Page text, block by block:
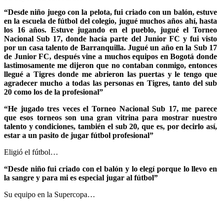
“Desde niño juego con la pelota, fui criado con un balón, estuve
en la escuela de fútbol del colegio, jugué muchos años ahí, hasta
los 16 años. Estuve jugando en el pueblo, jugué el Torneo
Nacional Sub 17, donde hacía parte del Junior FC y fui visto
por un casa talento de Barranquilla. Jugué un año en la Sub 17
de Junior FC, después vine a muchos equipos en Bogotá donde
lastimosamente me dijeron que no contaban conmigo, entonces
llegué a Tigres donde me abrieron las puertas y le tengo que
agradecer mucho a todas las personas en Tigres, tanto del sub
20 como los de la profesional”
“He jugado tres veces el Torneo Nacional Sub 17, me parece
que esos torneos son una gran vitrina para mostrar nuestro
talento y condiciones, también el sub 20, que es, por decirlo así,
estar a un pasito de jugar fútbol profesional”
Eligió el fútbol…
“Desde niño fui criado con el balón y lo elegí porque lo llevo en
la sangre y para mi es especial jugar al fútbol”
Su equipo en la Supercopa…